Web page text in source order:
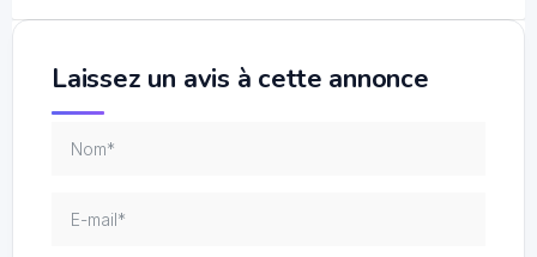
Laissez un avis à cette annonce